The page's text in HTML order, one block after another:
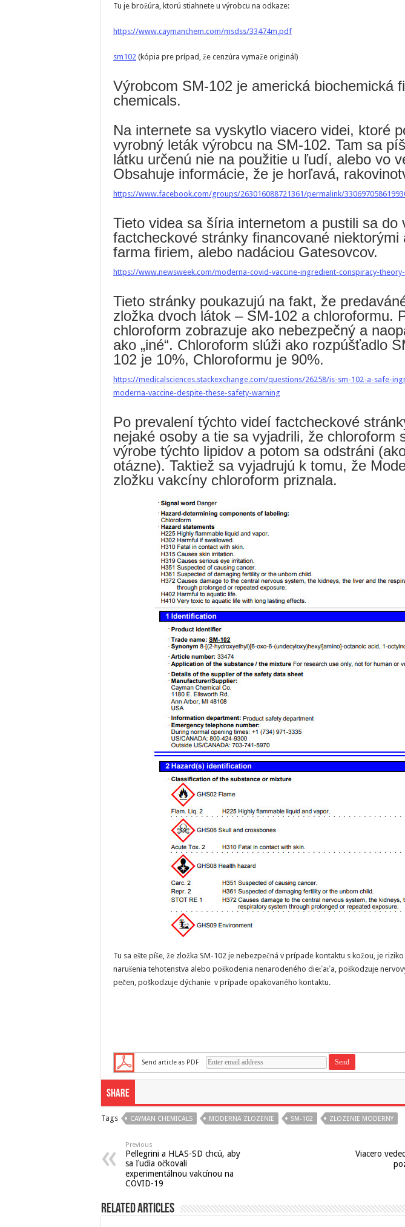
Tu je brožúra, ktorú stiahnete u výrobcu na odkaze:
https://www.caymanchem.com/msdss/33474m.pdf
sm102 (kópia pre prípad, že cenzúra vymaže originál)
Výrobcom SM-102 je americká biochemická
chemicals.
Na internete sa vyskytlo viacero videi, ktoré
vyrobný leták výrobcu na SM-102. Tam sa
látku určenú nie na použitie u ľudí, alebo vo
Obsahuje informácie, že je horľavá,
https://www.facebook.com/groups/263016088721361/permalink/
Tieto videa sa šíria internetom a pustili sa do
factcheckové stránky financované niektorými
farma firiem, alebo nadáciou Gatesovcov.
https://www.newsweek.com/moderna-covid-vaccine-ingredient-conspiracy-
Tieto stránky poukazujú na fakt, že
zložka dvoch látok – SM-102 a chloroformu.
chloroform zobrazuje ako nebezpečný a
ako „iné“. Chloroform slúži ako rozpúšťadlo
102 je 10%, Chloroformu je 90%.
https://medicalsciences.stackexchange.com/questions/26258/is-sm-102-a-safe-
moderna-vaccine-despite-these-safety-warning
Po prevalení týchto videí factcheckové
nejaké osoby a tie sa vyjadrili, že chloroform
výrobe týchto lipidov a potom sa odstráni
otázne). Taktiež sa vyjadrujú k tomu, že
zložku vakcíny chloroform priznala.
Tu sa ešte píše, že zložka SM-102 je nebezpečná v prípade kontaktu s kožou, je
narušenia tehotenstva alebo poškodenia nenarodeného dieťaťa, poškodzuje
pečen, poškodzuje dýchanie v prípade opakovaného kontaktu.
Send article as PDF
Share
Tags CAYMAN CHEMICALS MODERNA ZLOZENIE SM-102 ZLOZENIE MODERNY
Previous
Pellegrini a HLAS-SD chcú, aby
sa ľudia očkovali
experimentálnou vakcínou na
COVID-19
Viacero
Related Articles